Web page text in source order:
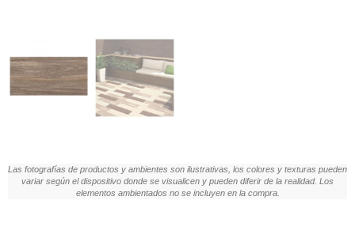
Las fotografías de productos y ambientes son ilustrativas, los colores y texturas pueden
variar según el dispositivo donde se visualicen y pueden diferir de la realidad. Los
elementos ambientados no se incluyen en la compra.